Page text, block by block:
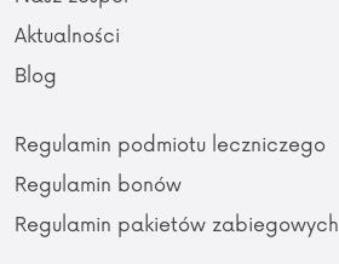
Aktualności
Blog
Regulamin podmiotu leczniczego
Regulamin bonów
Regulamin pakietów zabiegowych